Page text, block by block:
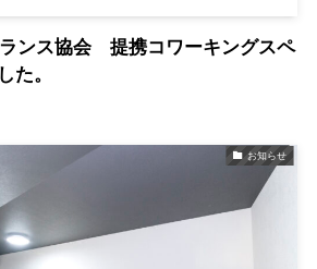
ンス協会 提携コワーキングスペ
た。
お知らせ